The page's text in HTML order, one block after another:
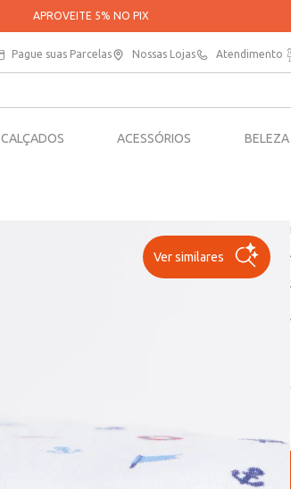
APROVEITE 5% NO PIX
Pague suas Parcelas Nossas Lojas Atendimento
CALÇADOS ACESSÓRIOS BELEZA
Ver similares